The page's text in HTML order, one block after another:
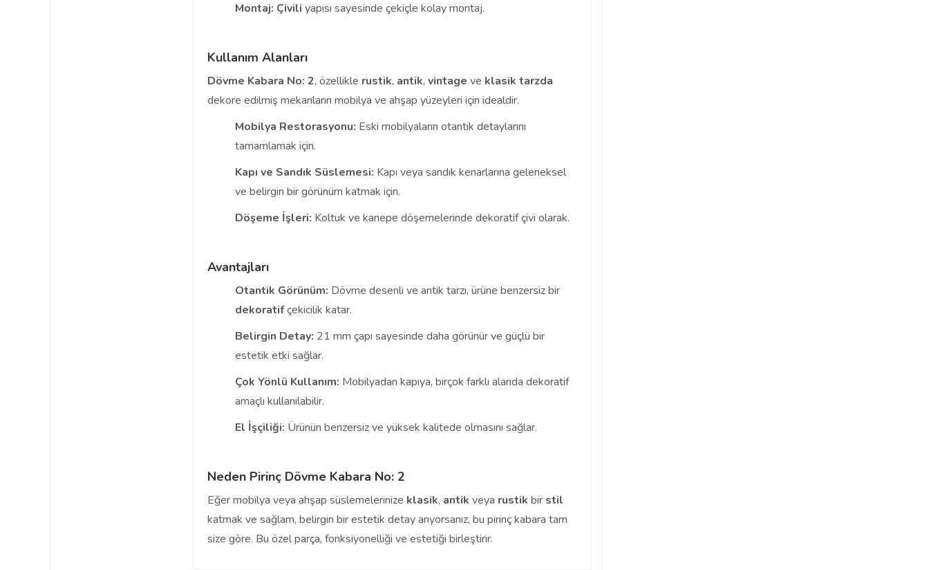
Montaj: Çivili yapısı sayesinde çekiçle kolay montaj.
Kullanım Alanları
Dövme Kabara No: 2, özellikle rustik, antik, vintage ve klasik tarzda
dekore edilmiş mekanların mobilya ve ahşap yüzeyleri için idealdir.
Mobilya Restorasyonu: Eski mobilyaların otantik detaylarını
tamamlamak için.
Kapı ve Sandık Süslemesi: Kapı veya sandık kenarlarına geleneksel
ve belirgin bir görünüm katmak için.
Döşeme İşleri: Koltuk ve kanepe döşemelerinde dekoratif çivi olarak.
Avantajları
Otantik Görünüm: Dövme desenli ve antik tarzı, ürüne benzersiz bir
dekoratifçekicilik katar.
Belirgin Detay: 21 mm çapı sayesinde daha görünür ve güçlü bir
estetik etki sağlar.
Çok Yönlü Kullanım: Mobilyadan kapıya, birçok farklı alanda dekoratif
amaçlı kullanılabilir.
El İşçiliği: Ürünün benzersiz ve yüksek kalitede olmasını sağlar.
Neden Pirinç Dövme Kabara No: 2
Eğer mobilya veya ahşap süslemelerinize klasik, antik veya rustik bir stil
katmak ve sağlam, belirgin bir estetik detay arıyorsanız, bu pirinç kabara tam
size göre. Bu özel parça, fonksiyonelliği ve estetiği birleştirir.